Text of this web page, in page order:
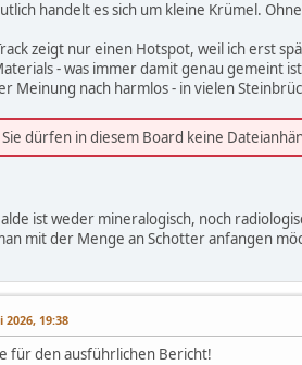
handelt es sich um kleine Krümel.
zeigt nur einen Hotspot, weil ich erst
- was immer damit genau gemeint
Meinung nach harmlos - in vielen
Sie dürfen in diesem Board keine
ist weder mineralogisch, noch
mit der Menge an Schotter anfangen
2026, 19:38
für den ausführlichen Bericht!